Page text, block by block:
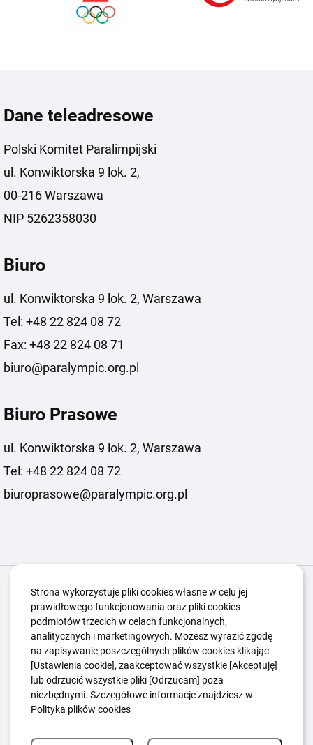
Dane teleadresowe
Polski Komitet Paralimpijski
ul. Konwiktorska 9 lok. 2,
00-216 Warszawa
NIP 5262358030
Biuro
ul. Konwiktorska 9 lok. 2, Warszawa
Tel: +48 22 824 08 72
Fax: +48 22 824 08 71
biuro@paralympic.org.pl
Biuro Prasowe
ul. Konwiktorska 9 lok. 2, Warszawa
Tel: +48 22 824 08 72
biuroprasowe@paralympic.org.pl
Igrzyska Paralimpijskie O nas
Kwalifikacje ZSK
Kluby Aktualności
Edukacja
Guttmanny Kontakt
Polityka Ochrony Dzieci
Sygnaliści
Polityka plików cookie
Strona wykorzystuje pliki cookies własne w celu jej
prawidłowego funkcjonowania oraz pliki cookies
podmiotów trzecich w celach funkcjonalnych,
analitycznych i marketingowych. Możesz wyrazić zgodę
na zapisywanie poszczególnych plików cookies klikając
[Ustawienia cookie], zaakceptować wszystkie [Akceptuję]
lub odrzucić wszystkie pliki [Odrzucam] poza
niezbędnymi. Szczegółowe informacje znajdziesz w
Polityka plików cookies